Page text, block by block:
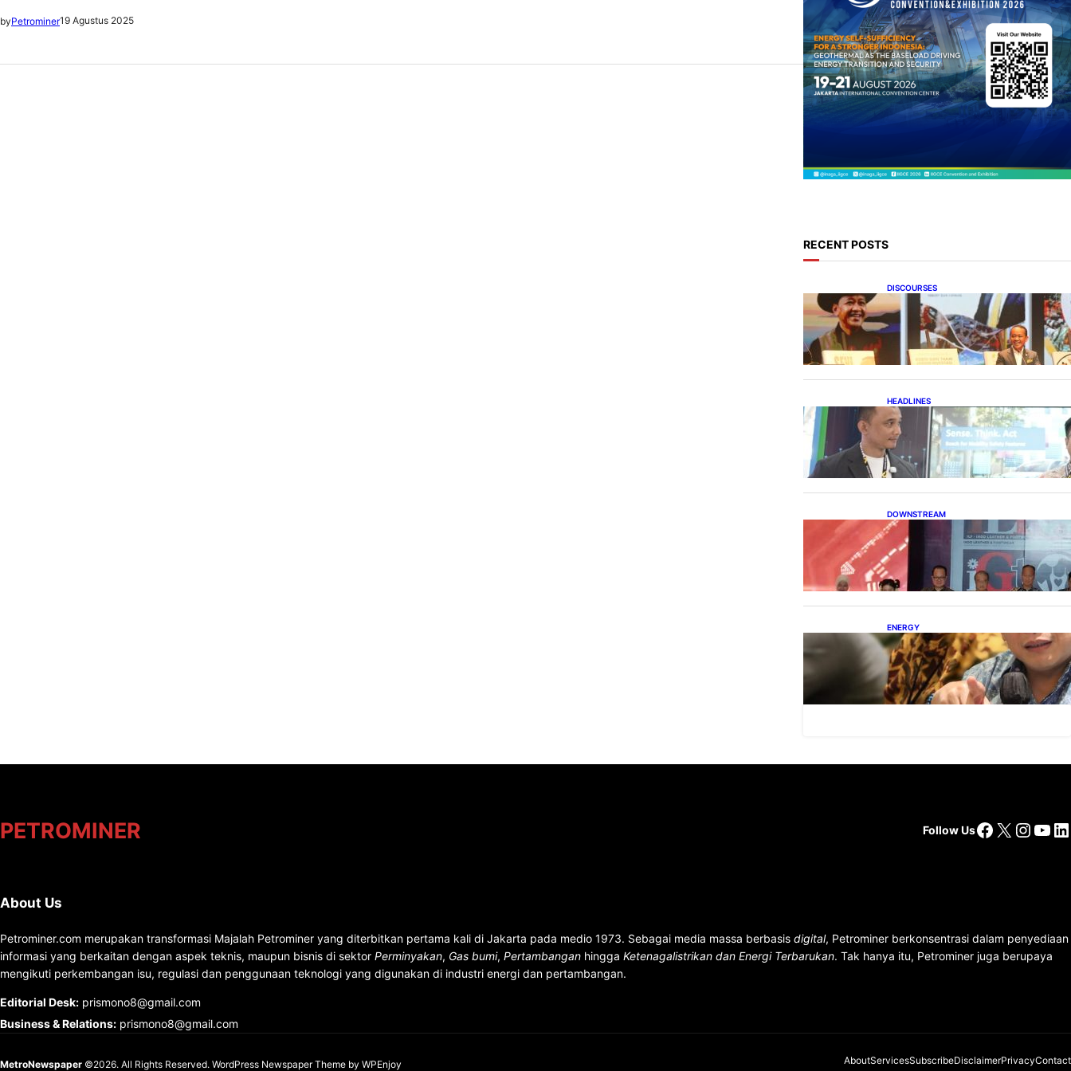
byPetrominer19 Agustus 2025
RECENT POSTS
DISCOURSES
Bahlil Luncurkan 10 Buku
Rekam Jejak Kepemimpinan
dan Kebijakan
HEADLINES
Teknologi Keselamatan,
Penentu Baru Persaingan
Industri Otomotif
DOWNSTREAM
Terbuka, Peluang Usaha bagi
IKM Alas Kaki Lokal
ENERGY
IESR: Kepemimpinan Terpadu
jadi Kunci Percepatan PLTS 100
GW
PETROMINER Follow UsFacebook
X
About Us
Petrominer.com merupakan transformasi Majalah Petrominer yang diterbitkan pertama kali di Jakarta pada medio 1973. Sebagai media massa berbasis digital, Petrominer berkonsentrasi dalam penyediaan
informasi yang berkaitan dengan aspek teknis, maupun bisnis di sektor Perminyakan, Gas bumi, Pertambangan hingga Ketenagalistrikan dan Energi Terbarukan. Tak hanya itu, Petrominer juga berupaya
mengikuti perkembangan isu, regulasi dan penggunaan teknologi yang digunakan di industri energi dan pertambangan.
Editorial Desk: prismono8@gmail.com
Business & Relations: prismono8@gmail.com
MetroNewspaper ©2026. All Rights Reserved. WordPress Newspaper Theme by WPEnjoy AboutServicesSubscribeDisclaimerPrivacyContact